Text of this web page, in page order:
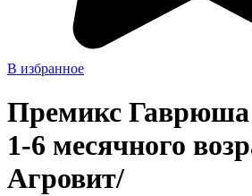
В избранное
Премикс Гаврюша
1-6 месячного
Агровит/